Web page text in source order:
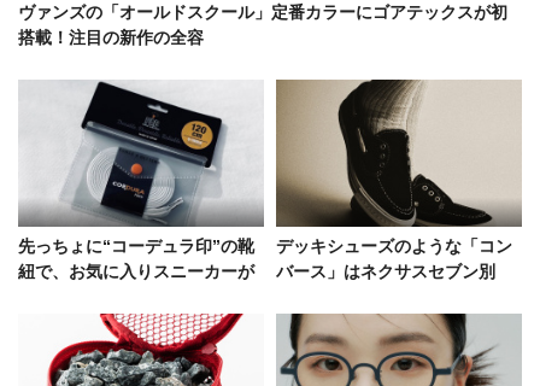
ヴァンズの「オールドスクール」定番カラーにゴアテックスが初
搭載！注目の新作の全容
先っちょに“コーデュラ印”の靴
紐で、お気に入りスニーカーが
デッキシューズのような「コン
バース」はネクサスセブン別
ースに